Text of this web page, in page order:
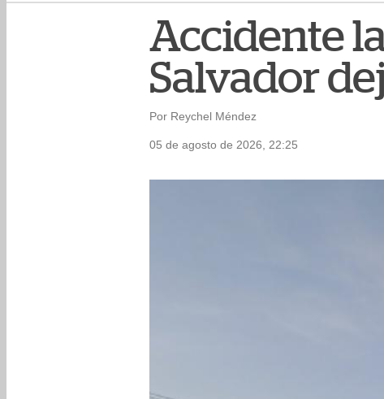
Accidente
Salvador
Por Reychel Méndez
05 de agosto de 2026, 22:25